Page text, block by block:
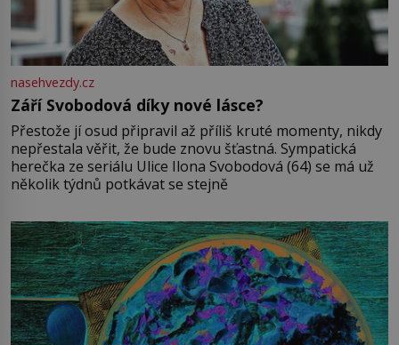
nasehvezdy.cz
Září Svobodová díky nové lásce?
Přestože jí osud připravil až příliš kruté momenty, nikdy
nepřestala věřit, že bude znovu šťastná. Sympatická
herečka ze seriálu Ulice Ilona Svobodová (64) se má už
několik týdnů potkávat se stejně